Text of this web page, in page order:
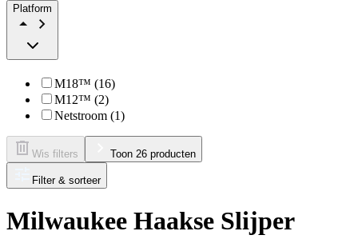
Platform
M18™ (16)
M12™ (2)
Netstroom (1)
Wis filters Toon 26 producten
Filter & sorteer
Milwaukee Haakse Slijper